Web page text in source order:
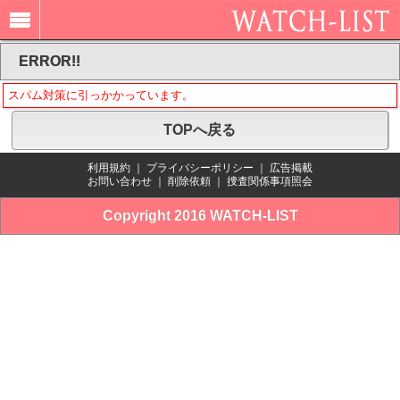
ERROR!!
スパム対策に引っかかっています。
TOPへ戻る
利用規約 プライバシーポリシー
広告掲載
お問い合わせ
削除依頼 捜査関係事項照会
Copyright 2016 WATCH-LIST